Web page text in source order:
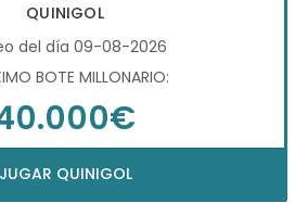
QUINIGOL
del día 09-08-2026
BOTE MILLONARIO:
JUGAR QUINIGOL